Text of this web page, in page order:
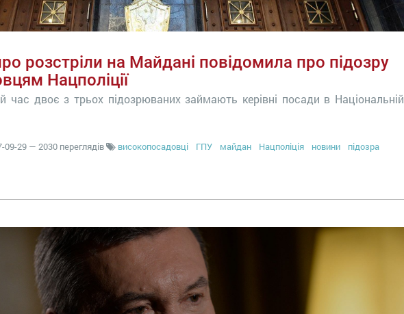
розстріли на Майдані повідомила про підозру
Нацполіції
час двоє з трьох підозрюваних займають керівні посади в Національній
09-29 — 2030 переглядів високопосадовці ГПУ майдан Нацполіція новини підозра